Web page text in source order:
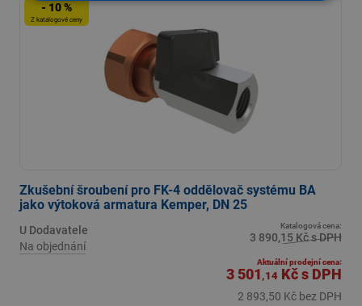
- 10 %
Z katalogové ceny
Zkušební šroubení pro FK-4 oddělovač systému BA
jako výtoková armatura Kemper, DN 25
U Dodavatele
Na objednání
Katalogová cena:
3 890,15 Kč s DPH
Aktuální prodejní cena:
3 501 ,14 Kčs DPH
2 893,50 Kč bez DPH